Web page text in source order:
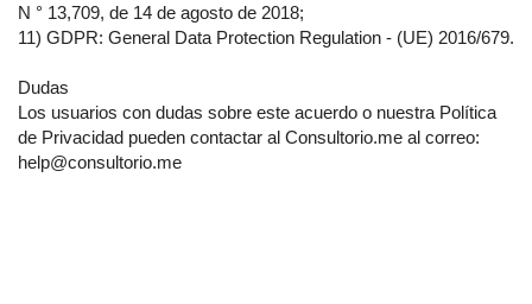
N ° 13,709, de 14 de agosto de 2018;
11) GDPR: General Data Protection Regulation - (UE) 2016/679.
Dudas
Los usuarios con dudas sobre este acuerdo o nuestra Política
de Privacidad pueden contactar al Consultorio.me al correo:
help@consultorio.me